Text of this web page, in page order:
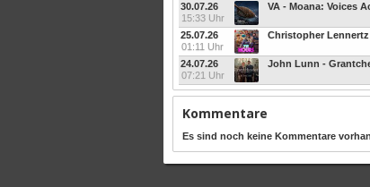
30.07.26
15:33 Uhr
VA - Moana: Voices
25.07.26
01:11 Uhr
24.07.26
07:21 Uhr
John Lunn -
Kommentare
Es sind noch keine Kommentare